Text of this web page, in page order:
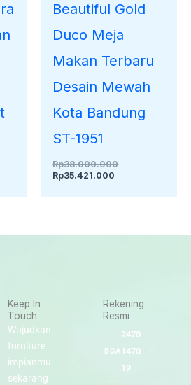
Beautiful Gold
Duco Meja
Makan Terbaru
Desain Mewah
Kota Bandung
ST-1951
Rp38.000.000
Rp35.421.000
Keep In
Touch
Wujudkan
furniture
impianmu
sekarang
Rekening
Resmi
BCA
2470
1470
19